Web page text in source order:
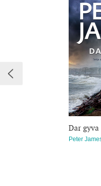
Greisas, vydamasis
alsuojantį pastarojo
sekdamas kruvinais
veda į Europą, o
šimtai dvidešimt
Dar gyva
Peter